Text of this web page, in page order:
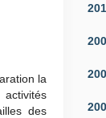
la
des